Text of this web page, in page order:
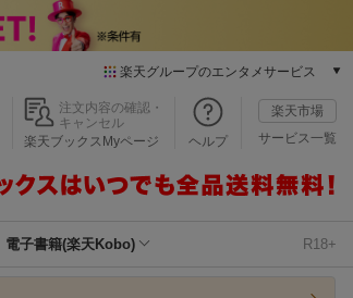
楽天グループのエンタメサービス
本/ゲーム/CD/DVD
楽天ブックス
楽天Kobo
注文内容の確認・
キャンセル
楽天ブックスMyページ
ヘルプ
楽天市場
サービス一覧
電子書籍(楽天Kobo) R18+